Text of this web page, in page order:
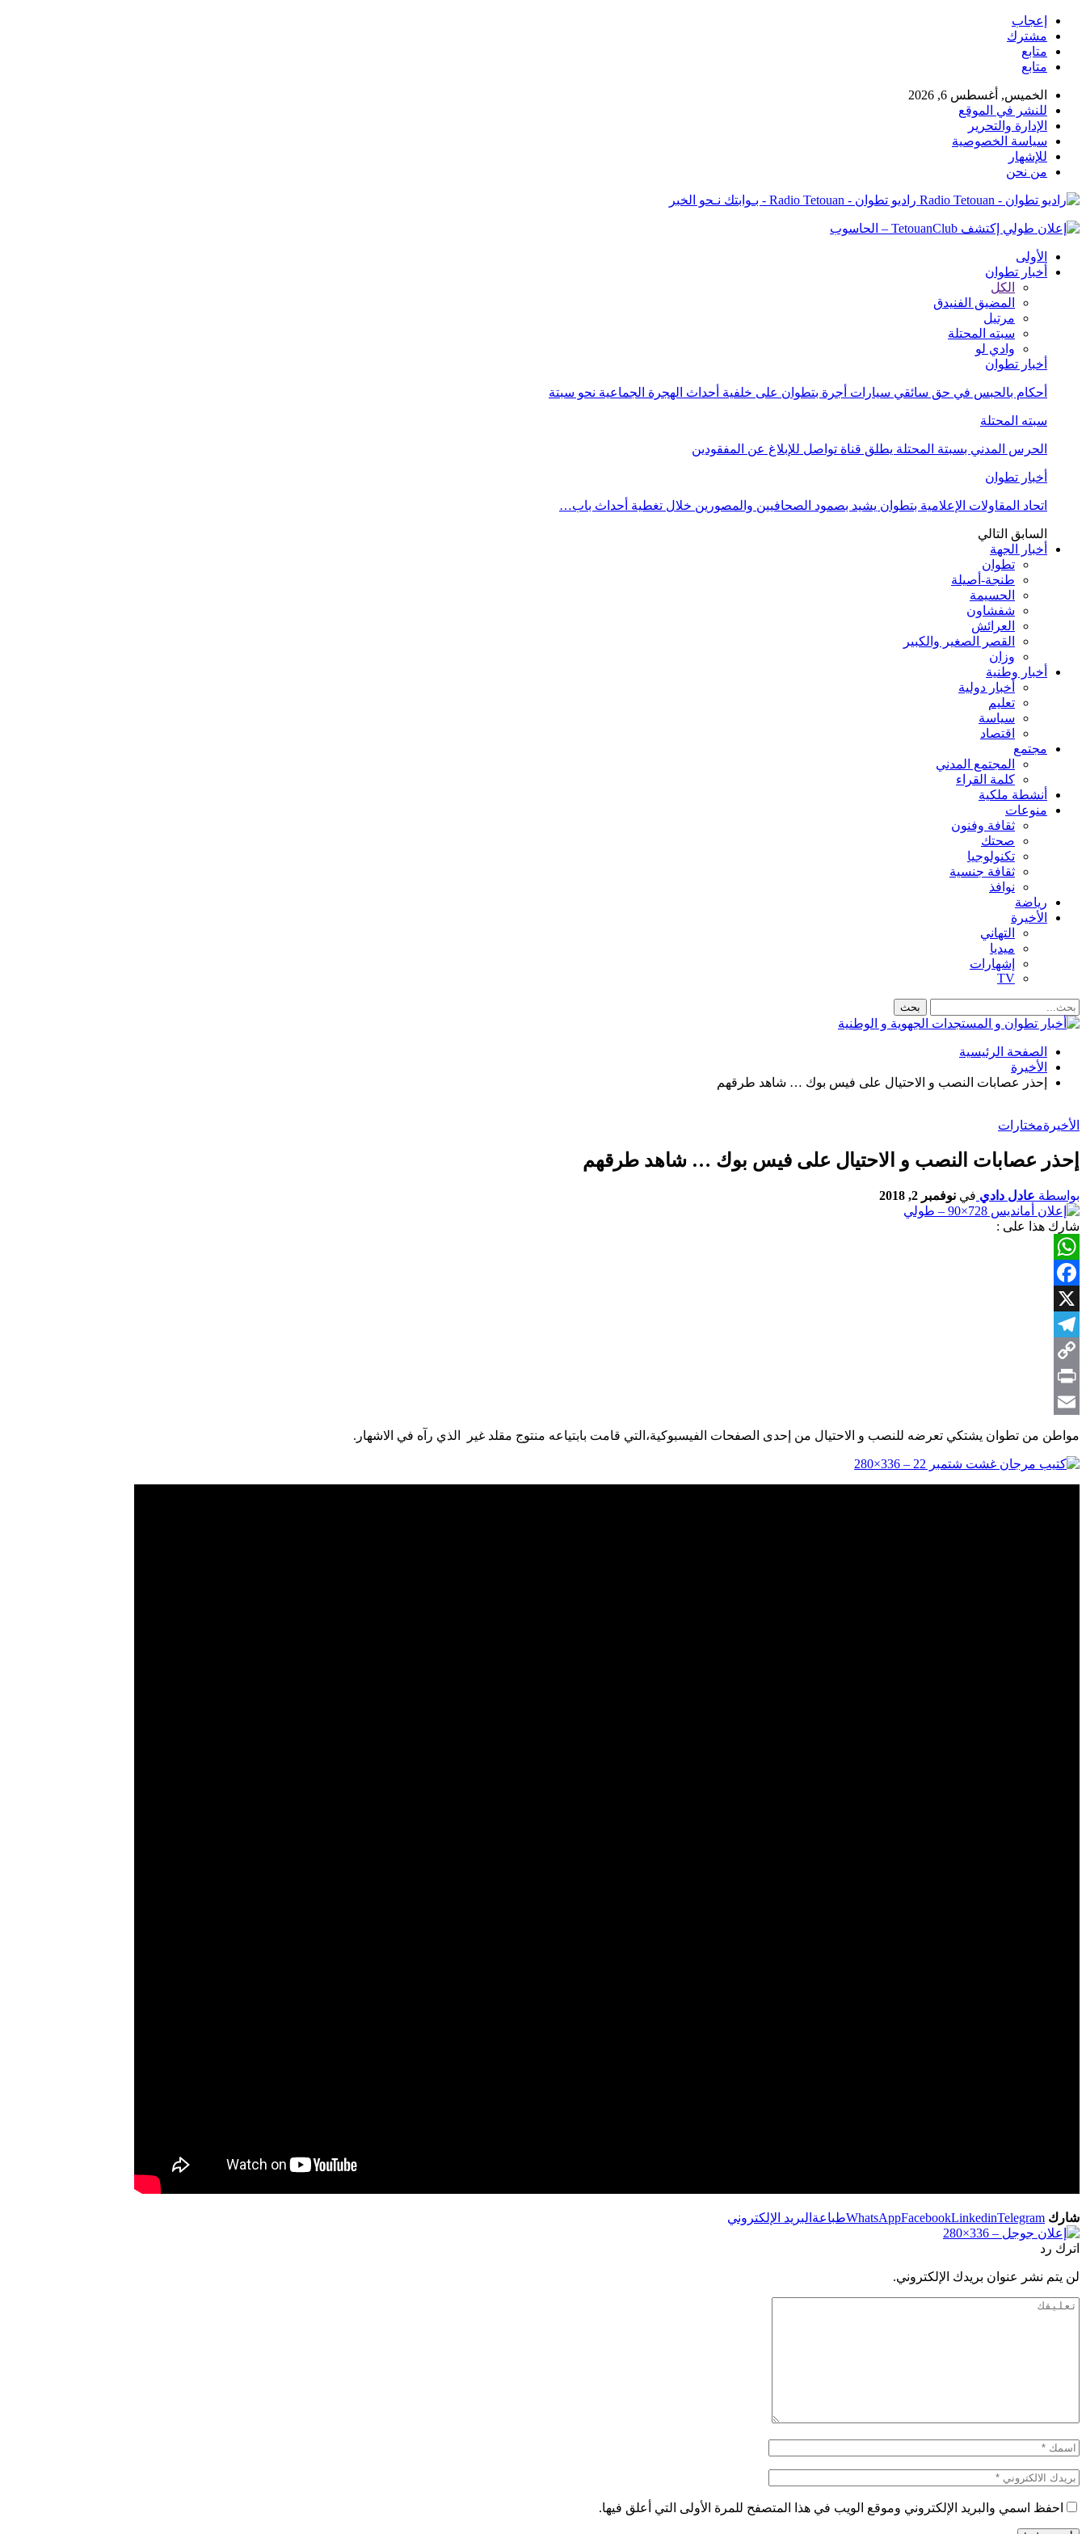
إعجاب
مشترك
متابع
متابع
الخميس, أغسطس 6, 2026
للنشر في الموقع
الإدارة والتحرير
سياسة الخصوصية
للإشهار
من نحن
راديو تطوان - Radio Tetouan - بـوابتك نـحو الخبر
الأولى
أخبار تطوان
الكل
المضيق الفنيدق
مرتيل
سبته المحتلة
وادي لو
أخبار تطوان
أحكام بالحبس في حق سائقي سيارات أجرة بتطوان على خلفية أحداث الهجرة الجماعية نحو سبتة
سبته المحتلة
الحرس المدني بسبتة المحتلة يطلق قناة تواصل للإبلاغ عن المفقودين
أخبار تطوان
اتحاد المقاولات الإعلامية بتطوان يشيد بصمود الصحافيين والمصورين خلال تغطية أحداث باب…
السابق التالي
أخبار الجهة
تطوان
طنجة-أصيلة
الحسيمة
شفشاون
العرائش
القصر الصغير والكبير
وزان
أخبار وطنية
أخبار دولية
تعليم
سياسة
اقتصاد
مجتمع
المجتمع المدني
كلمة القراء
أنشطة ملكية
منوعات
ثقافة وفنون
صحتك
تكنولوجيا
ثقافة جنسية
نوافذ
رياضة
الأخيرة
التهاني
ميديا
إشهارات
TV
الصفحة الرئيسية
الأخيرة
إحذر عصابات النصب و الاحتيال على فيس بوك … شاهد طرقهم
الأخيرةمختارات
إحذر عصابات النصب و الاحتيال على فيس بوك … شاهد طرقهم
بواسطة عادل دادي في نوفمبر 2, 2018
شارك هذا على :
WhatsApp
Facebook
X
Telegram
Copy
Link
Print
Email
مواطن من تطوان يشتكي تعرضه للنصب و الاحتيال من إحدى الصفحات الفيسبوكية،التي قامت بابتياعه منتوج مقلد غير الذي رآه في الاشهار.
شارك WhatsAppFacebookLinkedinTelegram طباعة البريد الإلكتروني
اترك رد
لن يتم نشر عنوان بريدك الإلكتروني.
احفظ اسمي والبريد الإلكتروني وموقع الويب في هذا المتصفح للمرة الأولى التي أعلق فيها.